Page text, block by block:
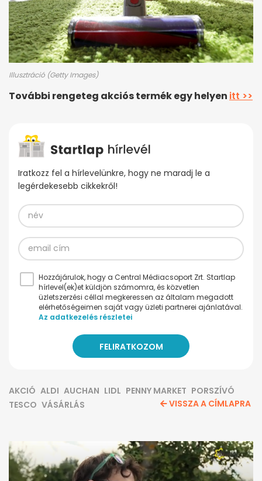
Illusztráció (Getty Images)
További rengeteg akciós termék egy helyen itt >>
Iratkozz fel a hírlevelünkre, hogy ne maradj le a
legérdekesebb cikkekről!
Hozzájárulok, hogy a Central Médiacsoport Zrt. Startlap
hírlevel(ek)et küldjön számomra, és közvetlen
üzletszerzési céllal megkeressen az általam megadott
elérhetőségeimen saját vagy üzleti partnerei ajánlatával.
Az adatkezelés részletei
AKCIÓ ALDI AUCHAN LIDL PENNY MARKET PORSZÍVÓ
TESCO VÁSÁRLÁS VISSZA A CÍMLAPRA